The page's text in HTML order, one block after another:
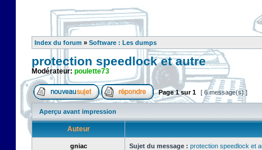
Index du forum » Software : Les dumps
protection speedlock et autre
Modérateur: poulette73
Page1sur1 [ 6 message(s) ]
Aperçu avant impression
Auteur
gniac Sujet du message : protection speedlock et